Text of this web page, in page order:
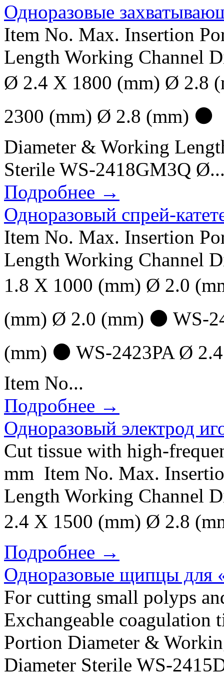
Одноразовые
Item No. Max. Insertion
Length Working Channel
Ø 2.4 X 1800 (mm) Ø 2.8
2300 (mm) Ø 2.8 (mm)
Diameter & Working
Sterile WS-2418GM3Q
Подробнее →
Одноразовый спрей-
Item No. Max. Insertion
Length Working Channel
1.8 X 1000 (mm) Ø 2.0
(mm) Ø 2.0 (mm) ⚫ WS-
(mm) ⚫ WS-2423PA Ø
Item No...
Подробнее →
Одноразовый электрод
Cut tissue with high-
mm Item No. Max.
Length Working Channel
2.4 X 1500 (mm) Ø 2.8
Подробнее →
Одноразовые щипцы для
For cutting small polyps
Exchangeable
Portion Diameter &
Diameter Sterile WS-